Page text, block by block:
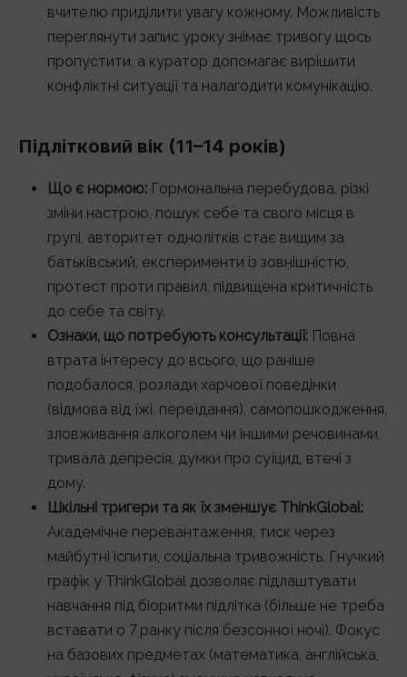
вчителю приділити увагу кожному. Можливість
переглянути запис уроку знімає тривогу щось
пропустити, а куратор допомагає вирішити
конфліктні ситуації та налагодити комунікацію.
Підлітковий вік (11–14 років)
Що є нормою: Гормональна перебудова, різкі
зміни настрою, пошук себе та свого місця в
групі, авторитет однолітків стає вищим за
батьківський, експерименти із зовнішністю,
протест проти правил, підвищена критичність
до себе та світу.
Ознаки, що потребують консультації: Повна
втрата інтересу до всього, що раніше
подобалося, розлади харчової поведінки
(відмова від їжі, переїдання), самопошкодження,
зловживання алкоголем чи іншими речовинами,
тривала депресія, думки про суїцид, втечі з
дому.
Шкільні тригери та як їх зменшує ThinkGlobal:
Академічне перевантаження, тиск через
майбутні іспити, соціальна тривожність. Гнучкий
графік у ThinkGlobal дозволяє підлаштувати
навчання під біоритми підлітка (більше не треба
вставати о 7 ранку після безсонної ночі). Фокус
на базових предметах (математика, англійська,